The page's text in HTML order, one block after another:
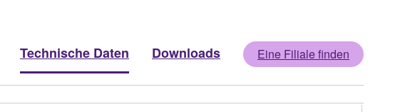
Technische Daten Downloads Eine Filiale finden